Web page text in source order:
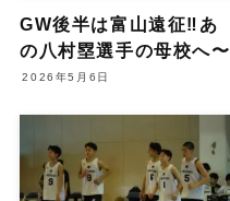
GW後半は富山遠征‼️あ
の八村塁選手の母校へ〜
2026年5月6日